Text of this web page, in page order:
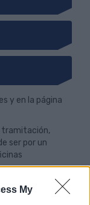
My
y en la página
tramitación,
ser por un
de Guaguas